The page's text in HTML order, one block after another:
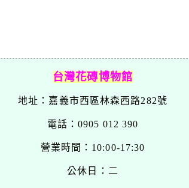
台灣花磚博物館
地址：嘉義市西區林森西路282號
電話：0905 012 390
營業時間：10:00-17:30
公休日：二